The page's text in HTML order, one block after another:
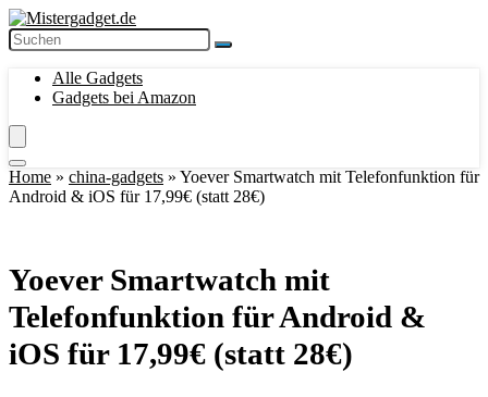
Alle Gadgets
Gadgets bei Amazon
Home » china-gadgets » Yoever Smartwatch mit Telefonfunktion für
Android & iOS für 17,99€ (statt 28€)
Yoever Smartwatch mit
Telefonfunktion für Android &
iOS für 17,99€ (statt 28€)